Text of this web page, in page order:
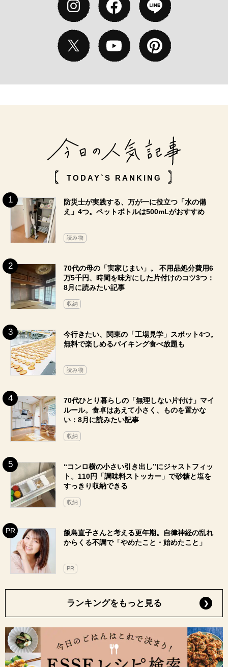
TODAY`S RANKING
防災士が実践する、万が一に役立つ「水の備
え」4つ。ペットボトルは500mLがおすすめ
読み物
70代の母の「実家じまい」。 不用品処分費用6
万5千円、時間を味方にした片付けのコツ3つ：
8月に読みたい記事
収納
今行きたい、関東の「工場見学」スポット4つ。
無料で楽しめるバイキング食べ放題も
読み物
70代ひとり暮らしの「無理しない片付け」マイ
ルール。食卓はあえて小さく、ものを置かな
い：8月に読みたい記事
収納
“コンロ横の小さい引き出し”にジャストフィッ
ト。110円「調味料ストッカー」で砂糖と塩を
すっきり収納できる
収納
飯島直子さんと考える更年期。自律神経の乱れ
からくる不調で「やめたこと・始めたこと」
PR
ランキングをもっと見る